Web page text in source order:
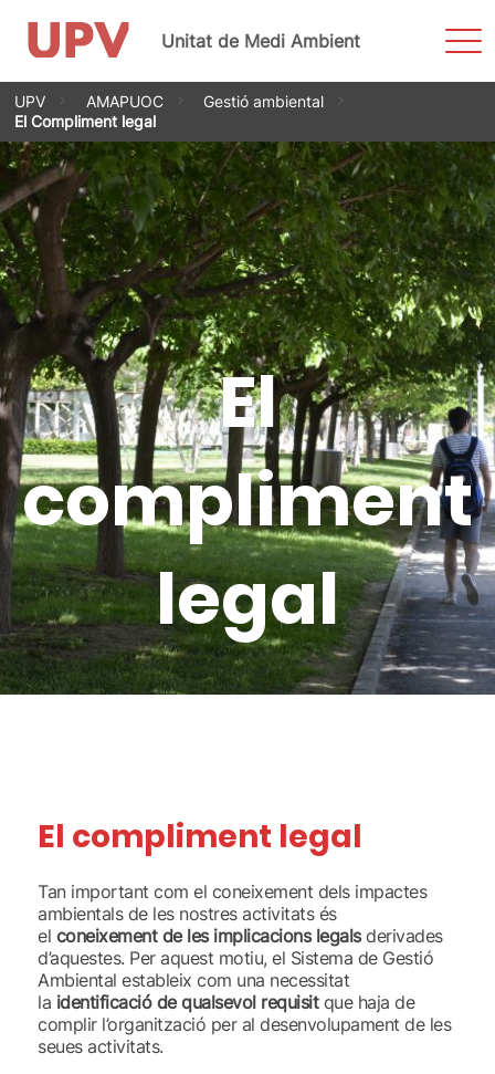
Vés
contingut
Unitat de Medi Ambient
UPV AMAPUOC
Gestió ambiental
El Compliment legal
El
compliment
legal
El compliment legal
Tan important com el coneixement dels impactes
ambientals de les nostres activitats és
el coneixement de les implicacions legalsderivades
d’aquestes. Per aquest motiu, el Sistema de Gestió
Ambiental estableix com una necessitat
la identificació de qualsevol requisitque haja de
complir l’organització per al desenvolupament de les
seues activitats.